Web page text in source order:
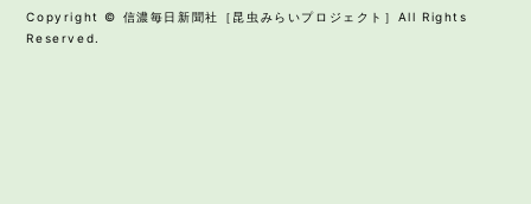
Copyright © 信濃毎日新聞社［昆虫みらいプロジェクト］All Rights
Reserved.